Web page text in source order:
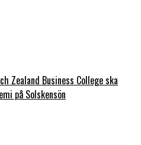
Zealand Business College ska
på Solskensön